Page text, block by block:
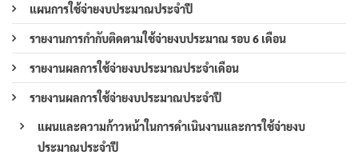
แผนการใช้จ่ายงบประมาณประจำปี
รายงานการกำกับติดตามใช้จ่ายงบประมาณ รอบ 6 เดือน
รายงานผลการใช้จ่ายงบประมาณประจำเดือน
รายงานผลการใช้จ่ายงบประมาณประจำปี
แผนและความก้าวหน้าในการดำเนินงานและการใช้จ่ายงบ
ประมาณประจำปี